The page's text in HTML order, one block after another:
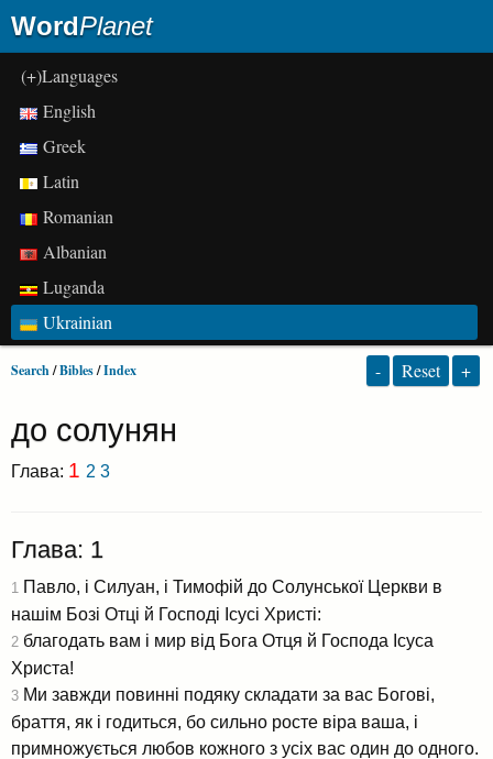
WordPlanet
(+)Languages
English
Greek
Latin
Romanian
Albanian
Luganda
Ukrainian
Search/Bibles/Index - Reset +
до солунян
Глава: 1 2 3
Глава: 1
1 Павло, і Силуан, і Тимофій до Солунської Церкви в
нашім Бозі Отці й Господі Ісусі Христі:
2 благодать вам і мир від Бога Отця й Господа Ісуса
Христа!
3 Ми завжди повинні подяку складати за вас Богові,
браття, як і годиться, бо сильно росте віра ваша, і
примножується любов кожного з усіх вас один до одного.